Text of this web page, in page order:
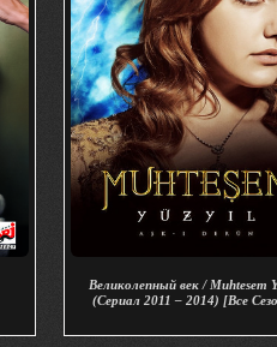
Великолепный век / Muhtesem
(Сериал 2011 – 2014) [Все